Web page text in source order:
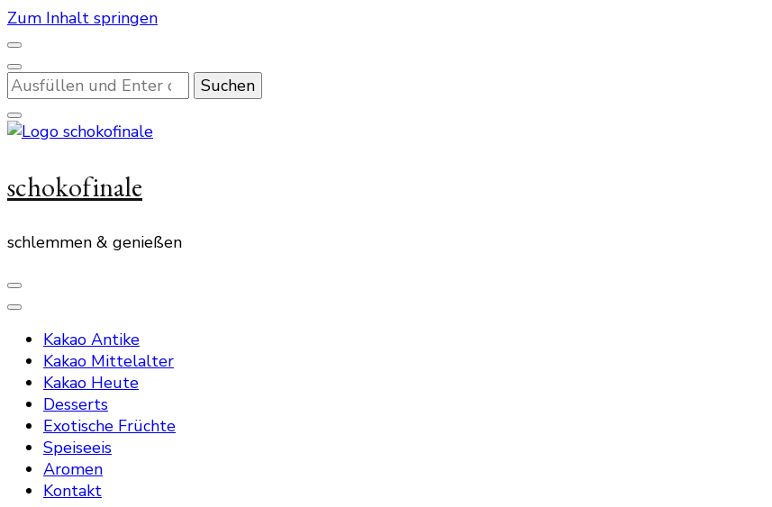
Zum Inhalt springen
Suchst
du
nach
etwas?
schokofinale
schlemmen & genießen
Kakao Antike
Kakao Mittelalter
Kakao Heute
Desserts
Exotische Früchte
Speiseeis
Aromen
Kontakt